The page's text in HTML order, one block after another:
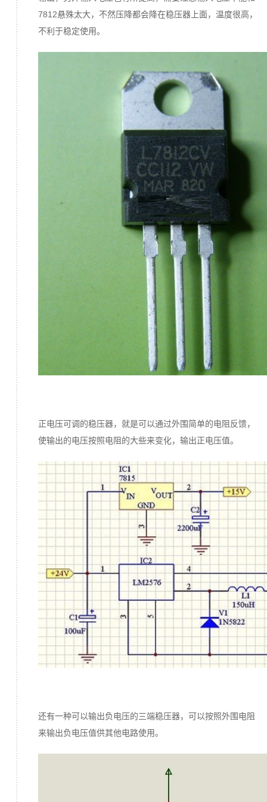
7812悬殊太大，不然压降都会降在稳压器上面，温度很高，
不利于稳定使用。
正电压可调的稳压器，就是可以通过外围简单的电阻反馈，
使输出的电压按照电阻的大些来变化，输出正电压值。
还有一种可以输出负电压的三端稳压器，可以按照外围电阻
来输出负电压值供其他电路使用。